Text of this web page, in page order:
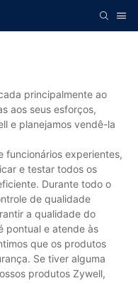
principalmente ao
aos seus esforços,
e planejamos vendê-la
funcionários experientes,
e testar todos os
Durante todo o
de qualidade
a qualidade do
pontual e atende às
que os produtos
Se tiver alguma
produtos Zywell,